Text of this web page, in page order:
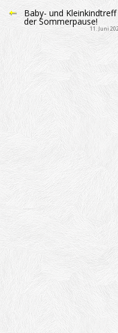
Baby- und
der Sommerpause!
11. Juni